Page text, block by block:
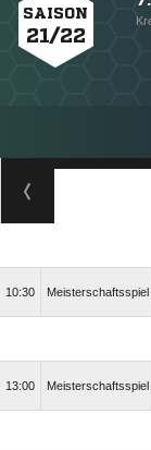
SAISON
21/22
10:30 Meisterschaftsspiel
13:00 Meisterschaftsspiel